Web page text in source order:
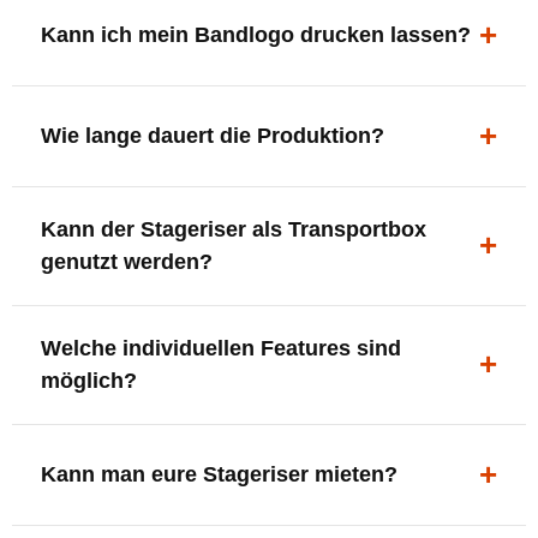
ergonomisch, sicher und gut sichtbar.
Kann ich mein Bandlogo drucken lassen?
deine Bühne, deine Marke.
Wie lange dauert die Produktion?
innerhalb Deutschlands kostenfrei.
Kann der Stageriser als Transportbox
genutzt werden?
oder Zubehör nutzen.
Welche individuellen Features sind
möglich?
XLR-Brücke / Schnittstelle
Setlist-Clip
Kann man eure Stageriser mieten?